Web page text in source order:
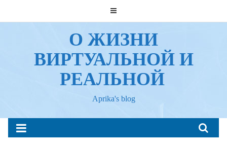
О ЖИЗНИ
ВИРТУАЛЬНОЙ И
РЕАЛЬНОЙ
Aprika's blog